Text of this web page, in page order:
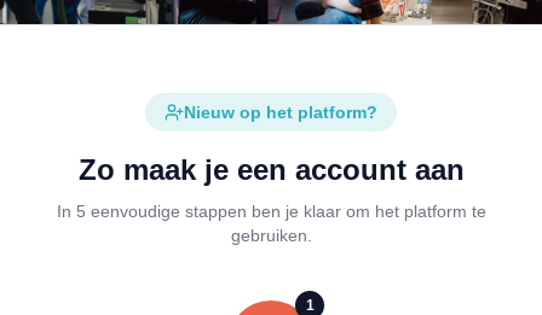
Nieuw op het platform?
Zo maak je een account aan
In 5 eenvoudige stappen ben je klaar om het platform te
gebruiken.
1